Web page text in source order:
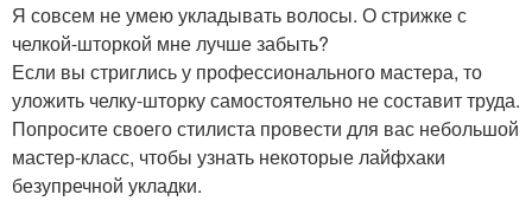
Я совсем не умею укладывать волосы. О стрижке с
челкой-шторкой мне лучше забыть?
Если вы стриглись у профессионального мастера, то
уложить челку-шторку самостоятельно не составит труда.
Попросите своего стилиста провести для вас небольшой
мастер-класс, чтобы узнать некоторые лайфхаки
безупречной укладки.